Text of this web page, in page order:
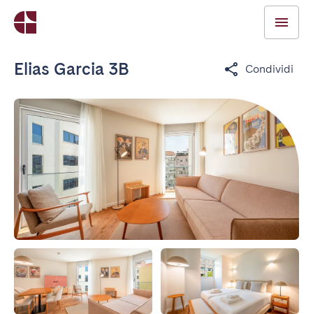
Elias Garcia 3B Condividi